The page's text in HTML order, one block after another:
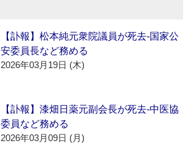
【訃報】松本純元衆院議員が死去‐国家公
安委員長など務める
2026年03月19日 (木)
【訃報】漆畑日薬元副会長が死去‐中医協
委員など務める
2026年03月09日 (月)